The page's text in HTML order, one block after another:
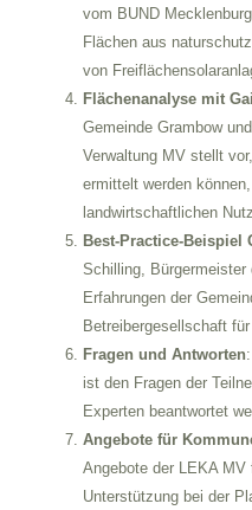
vom BUND
Flächen aus
von
Flächenanalyse mit
Gemeinde Grambow
Verwaltung MV stellt
ermittelt werden
landwirtschaftlichen
Best-Practice-Beispiel
Schilling, Bürgermeister
Erfahrungen der
Betreibergesellschaft
Fragen und Antworten
ist den Fragen der
Experten beantwortet
Angebote für
Angebote der LEKA
Unterstützung bei der